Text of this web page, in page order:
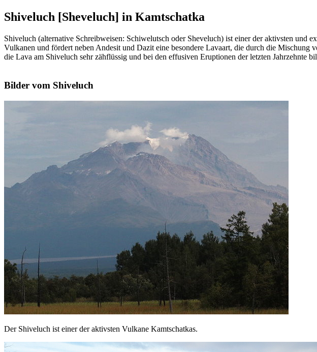
Shiveluch [Sheveluch] in Kamtschatka
Shiveluch (alternative Schreibweisen: Schiwelutsch oder Sheveluch) ist einer der aktivsten und
Vulkanen und fördert neben Andesit und Dazit eine besondere Lavaart, die durch die
die Lava am Shiveluch sehr zähflüssig und bei den effusiven Eruptionen der letzten Jahrzehnte
Bilder vom Shiveluch
Der Shiveluch ist einer der aktivsten Vulkane Kamtschatkas.